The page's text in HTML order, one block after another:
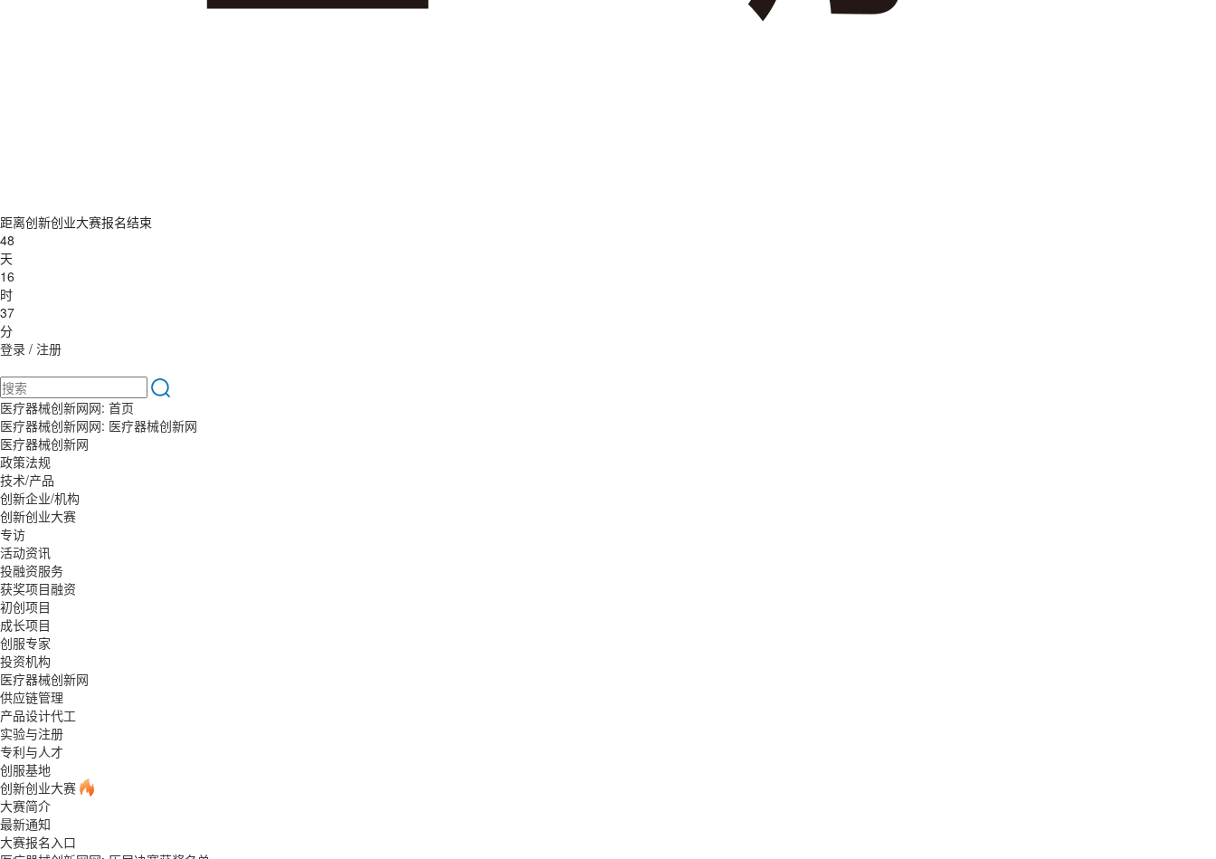
距离创新创业大赛报名结束
48
天
16
时
37
分
登录 / 注册
医疗器械创新网网: 首页
医疗器械创新网网: 医疗器械创新网
医疗器械创新网
政策法规
技术/产品
创新企业/机构
创新创业大赛
专访
活动资讯
投融资服务
获奖项目融资
初创项目
成长项目
创服专家
投资机构
医疗器械创新网
供应链管理
产品设计代工
实验与注册
专利与人才
创服基地
创新创业大赛
大赛简介
最新通知
大赛报名入口